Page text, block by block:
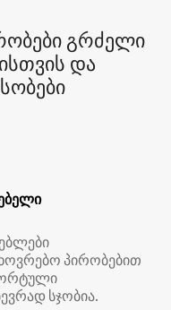
გრძელი
და
პირობებით
სჯობია.